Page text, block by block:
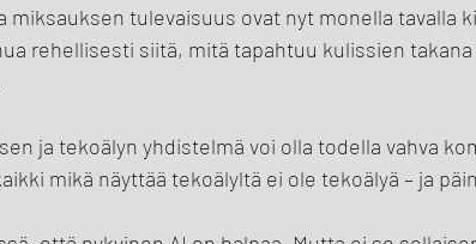
miksauksen tulevaisuus ovat nyt monella tavalla
rehellisesti siitä, mitä tapahtuu kulissien takana
ja tekoälyn yhdistelmä voi olla todella vahva
mikä näyttää tekoälyltä ei ole tekoälyä – ja